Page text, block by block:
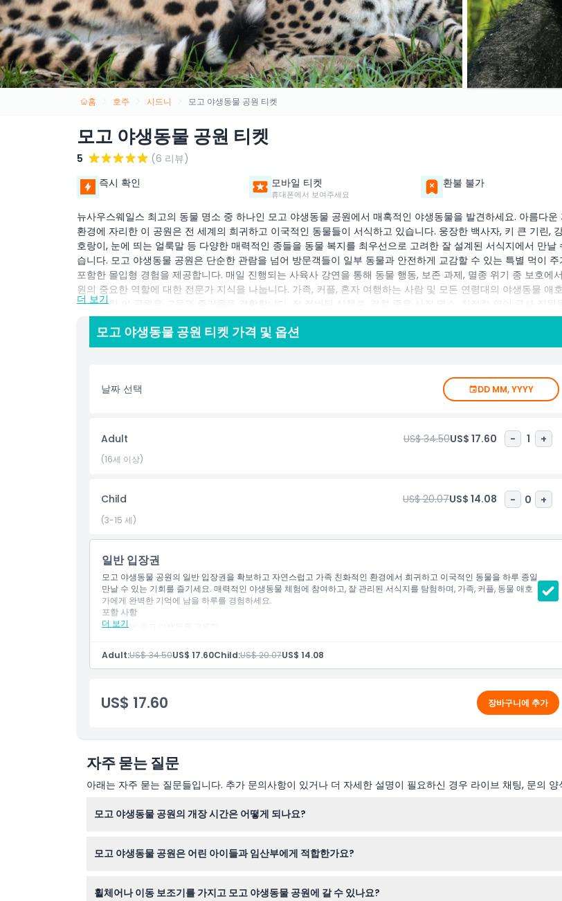
홈 호주 시드니 모고 야생동물 공원 티켓
모고 야생동물 공원 티켓
5
(6 리뷰)
즉시 확인
모바일 티켓
휴대폰에서 보여주세요
환불 불가
뉴사우스웨일스 최고의 동물 명소 중 하나인 모고 야생동물 공원에서 매혹적인 야생동물을 발견하세요. 아름다운
환경에 자리한 이 공원은 전 세계의 희귀하고 이국적인 동물들이 서식하고 있습니다. 웅장한 백사자, 키 큰 기린,
호랑이, 눈에 띄는 얼룩말 등 다양한 매력적인 종들을 동물 복지를 최우선으로 고려한 잘 설계된 서식지에서 만날
습니다. 모고 야생동물 공원은 단순한 관람을 넘어 방문객들이 일부 동물과 안전하게 교감할 수 있는 특별 먹이 주
포함한 몰입형 경험을 제공합니다. 매일 진행되는 사육사 강연을 통해 동물 행동, 보존 과제, 멸종 위기 종 보호에
원의 중요한 역할에 대한 전문가 지식을 나눕니다. 가족, 커플, 혼자 여행하는 사람 및 모든 연령대의 야생동물 애
게 완벽한 이 공원은 교육과 즐거움을 결합합니다. 잘 정비된 산책로, 경치 좋은 사진 명소, 친절한 영어 구사 직원들
방문을 더욱 쉽고 즐겁게 만들어줍니다. 편리한 온라인 티켓 예약으로 줄을 서지 않고 원활하게 일정을 계획할 수
니다. 모고 야생동물 공원을 방문함으로써 중요한 보존 노력에 동참하고 미래 세대를 위한 야생동물 보호에 기여하
됩니다. 가까운 동물 체험, 기억에 남는 학습 경험, 또는 단순히 자연 속에서 평화로운 하루를 원하든, 모고 야생동
포함되지 않는 사항
적합하지 않은 대상
운영 시간
교환 방법
더 보기
모고 야생동물 공원 티켓 가격 및 옵션
날짜 선택 DD MM, YYYY
Adult US$ 34.50US$ 17.60 - 1 +
(16세 이상)
Child US$ 20.07US$ 14.08 - 0 +
(3-15 세)
일반 입장권
모고 야생동물 공원의 일반 입장권을 확보하고 자연스럽고 가족 친화적인 환경에서 희귀하고 이국적인 동물을 하루 종일
만날 수 있는 기회를 즐기세요. 매력적인 야생동물 체험에 참여하고, 잘 관리된 서식지를 탐험하며, 가족, 커플, 동물 애호
가에게 완벽한 기억에 남을 하루를 경험하세요.
더 보기
포함 사항
입장: 모고 야생동물 공원만
매일 사육사 강의
Adult:US$ 34.50US$ 17.60Child:US$ 20.07US$ 14.08
US$ 17.60 장바구니에 추가
자주 묻는 질문
아래는 자주 묻는 질문들입니다. 추가 문의사항이 있거나 더 자세한 설명이 필요하신 경우 라이브 채팅, 문의
모고 야생동물 공원의 개장 시간은 어떻게 되나요?
모고 야생동물 공원은 어린 아이들과 임산부에게 적합한가요?
휠체어나 이동 보조기를 가지고 모고 야생동물 공원에 갈 수 있나요?